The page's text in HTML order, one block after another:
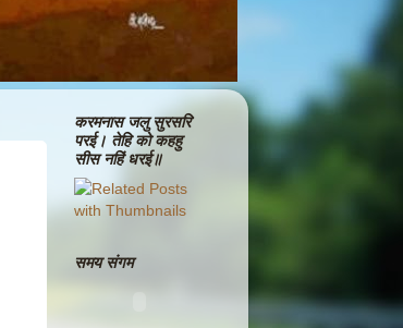
करमनास जलु सुरसरि
परई। तेहि को कहहु
सीस नहिं धरई॥
समय संगम